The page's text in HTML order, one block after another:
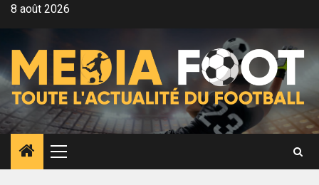
Aller8 août 2026
Menu
principal